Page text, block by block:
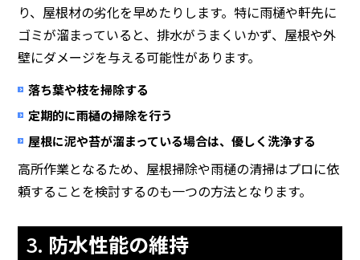
り、屋根材の劣化を早めたりします。特に雨樋や軒先に
ゴミが溜まっていると、排水がうまくいかず、屋根や外
壁にダメージを与える可能性があります。
落ち葉や枝を掃除する
定期的に雨樋の掃除を行う
屋根に泥や苔が溜まっている場合は、優しく洗浄する
高所作業となるため、屋根掃除や雨樋の清掃はプロに依
頼することを検討するのも一つの方法となります。
3. 防水性能の維持